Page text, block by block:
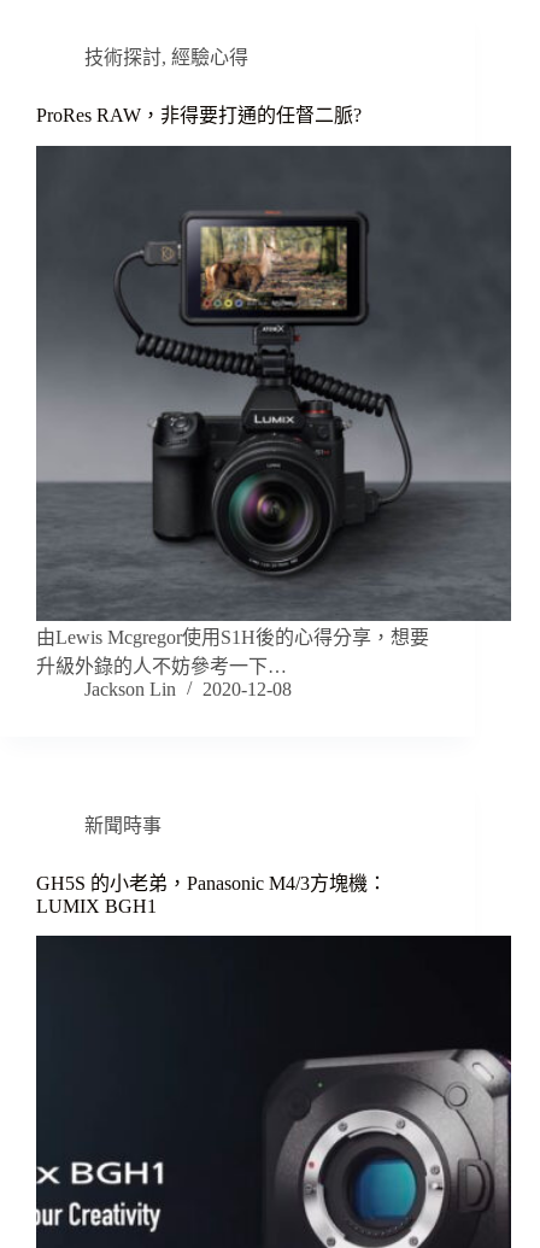
技術探討, 經驗心得
ProRes RAW，非得要打通的任督二脈?
由Lewis Mcgregor使用S1H後的心得分享，想要
升級外錄的人不妨參考一下…
Jackson Lin
2020-12-08
新聞時事
GH5S 的小老弟，Panasonic M4/3方塊機：
LUMIX BGH1